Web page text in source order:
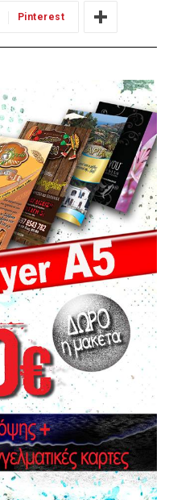
Pinterest